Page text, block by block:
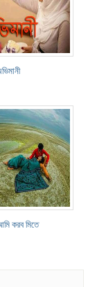
করব মিতে